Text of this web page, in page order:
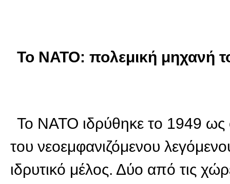
Το ΝΑΤΟ: πολεμική μηχανή
Το ΝΑΤΟ ιδρύθηκε το 1949 ως
του νεοεμφανιζόμενου
ιδρυτικό μέλος. Δύο από τις